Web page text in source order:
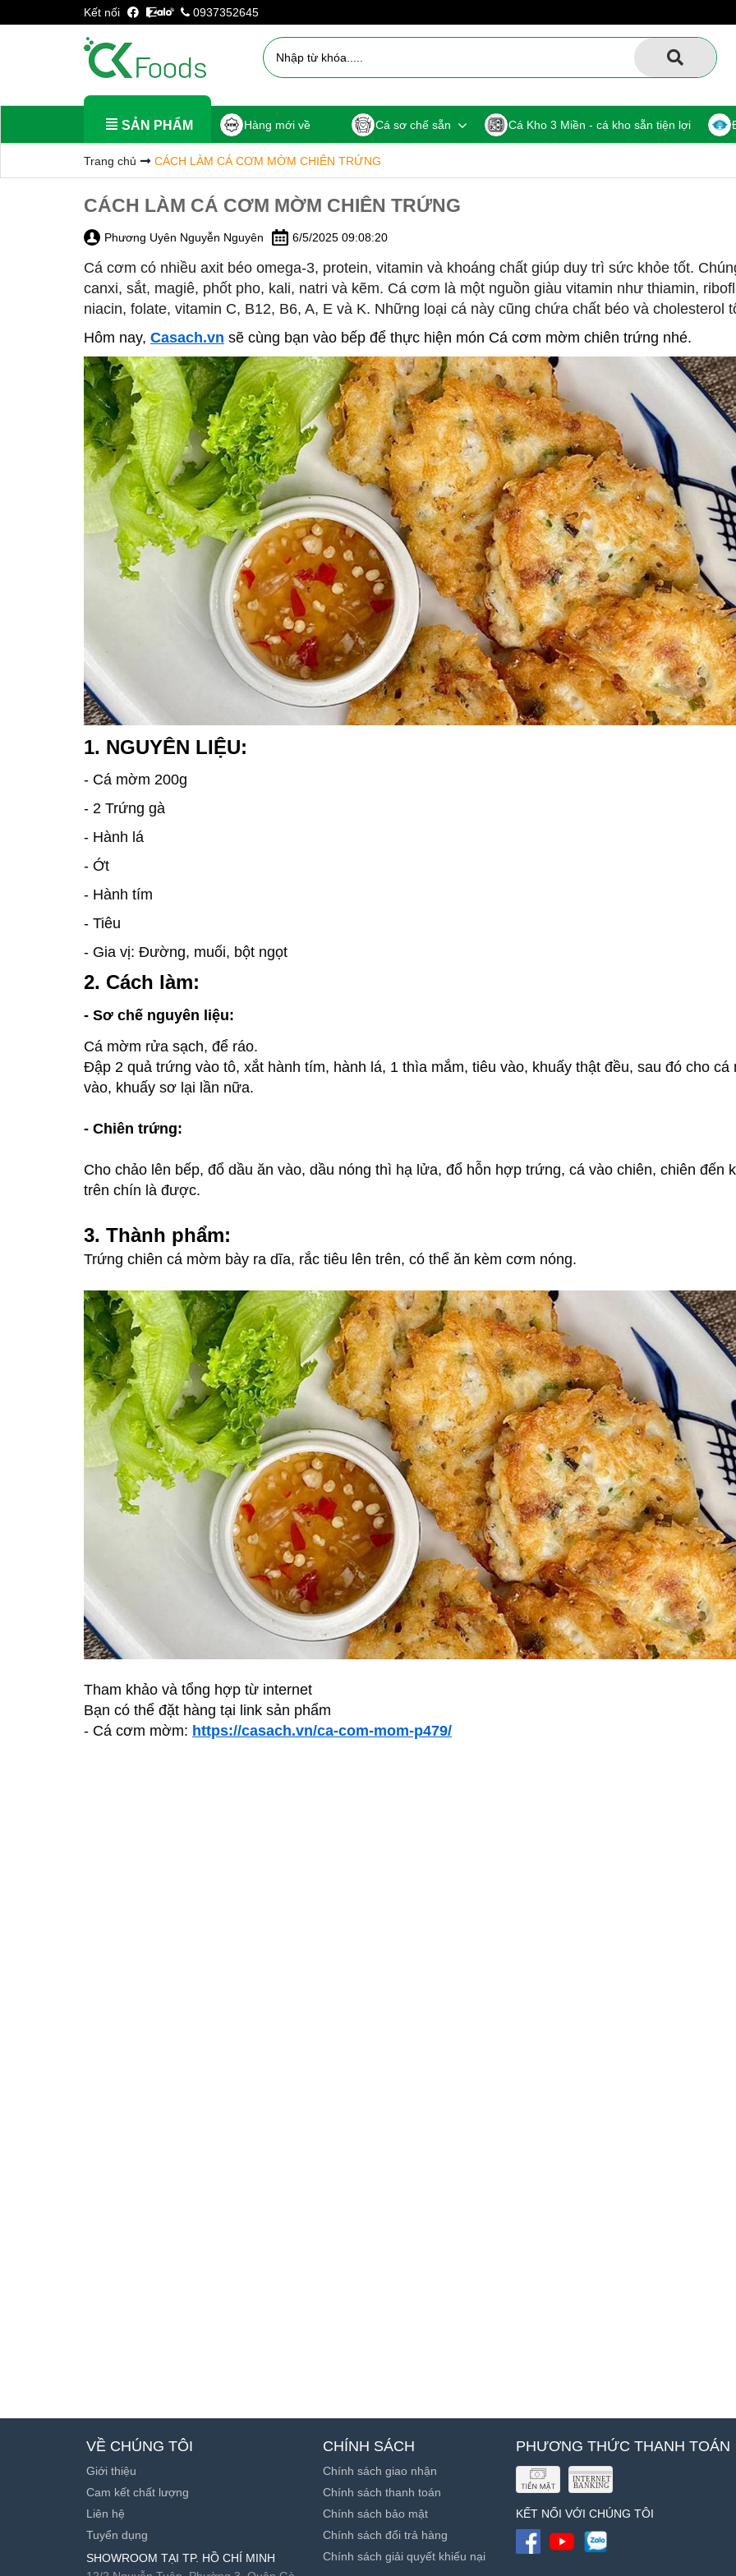
Kết nối 0937352645
SẢN PHẨM Hàng mới về Cá sơ chế sẵn Cá Kho 3 Miền - cá kho sẵn tiện lợi
Trang chủ CÁCH LÀM CÁ CƠM MỜM CHIÊN TRỨNG
CÁCH LÀM CÁ CƠM MỜM CHIÊN TRỨNG
Phương Uyên Nguyễn Nguyên 6/5/2025 09:08:20
Cá cơm có nhiều axit béo omega-3, protein, vitamin và khoáng chất giúp duy trì sức khỏe tốt.
canxi, sắt, magiê, phốt pho, kali, natri và kẽm. Cá cơm là một nguồn giàu vitamin như thiamin,
niacin, folate, vitamin C, B12, B6, A, E và K. Những loại cá này cũng chứa chất béo và cholesterol
Hôm nay, Casach.vn sẽ cùng bạn vào bếp để thực hiện món Cá cơm mờm chiên trứng nhé.
1. NGUYÊN LIỆU:
- Cá mờm 200g
- 2 Trứng gà
- Hành lá
- Ớt
- Hành tím
- Tiêu
- Gia vị: Đường, muối, bột ngọt
2. Cách làm:
- Sơ chế nguyên liệu:
Cá mờm rửa sạch, để ráo.
Đập 2 quả trứng vào tô, xắt hành tím, hành lá, 1 thìa mắm, tiêu vào, khuấy thật đều, sau đó cho cá
vào, khuấy sơ lại lần nữa.
- Chiên trứng:
Cho chảo lên bếp, đổ dầu ăn vào, dầu nóng thì hạ lửa, đổ hỗn hợp trứng, cá vào chiên, chiên đến
trên chín là được.
3. Thành phẩm:
Trứng chiên cá mờm bày ra dĩa, rắc tiêu lên trên, có thể ăn kèm cơm nóng.
Tham khảo và tổng hợp từ internet
Bạn có thể đặt hàng tại link sản phẩm
- Cá cơm mờm: https://casach.vn/ca-com-mom-p479/
VỀ CHÚNG TÔI
Giới thiệu
Cam kết chất lượng
Liên hệ
Tuyển dụng
SHOWROOM TẠI TP. HỒ CHÍ MINH
CHÍNH SÁCH
Chính sách giao nhận
Chính sách thanh toán
Chính sách bảo mật
Chính sách đổi trả hàng
Chính sách giải quyết khiếu nại
PHƯƠNG THỨC THANH TOÁN
KẾT NỐI VỚI CHÚNG TÔI